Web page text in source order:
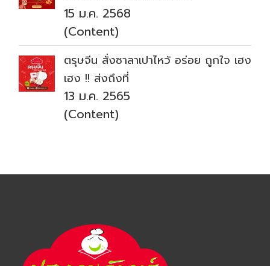
15 ม.ค. 2568
(Content)
ตรุษจีน สั่งซาลาเปาไหว้ อร่อย ถูกใจ เฮง
เฮง !! ส่งถึงที่
13 ม.ค. 2565
(Content)